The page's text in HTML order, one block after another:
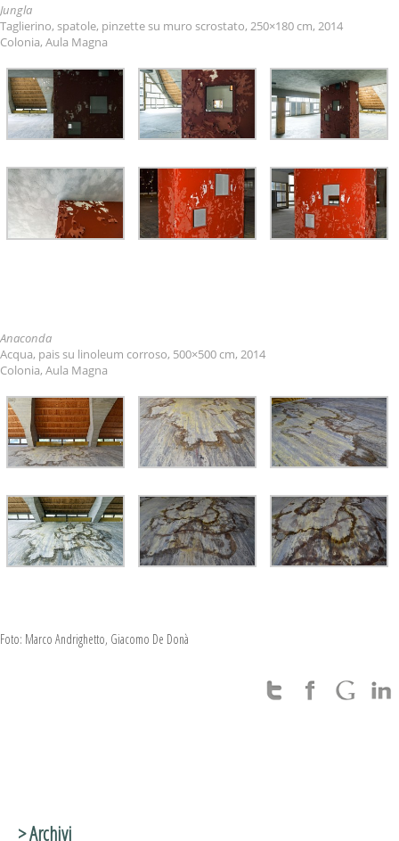
Jungla
Taglierino, spatole, pinzette su muro scrostato, 250×180 cm, 2014
Colonia, Aula Magna
Anaconda
Acqua, pais su linoleum corroso, 500×500 cm, 2014
Colonia, Aula Magna
Foto: Marco Andrighetto, Giacomo De Donà
> Archivi